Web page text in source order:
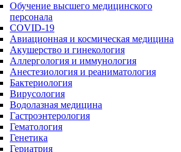
Обучение высшего медицинского
персонала
COVID-19
Авиационная и космическая медицина
Акушерство и гинекология
Аллергология и иммунология
Анестезиология и реаниматология
Бактериология
Вирусология
Водолазная медицина
Гастроэнтерология
Гематология
Генетика
Гериатрия